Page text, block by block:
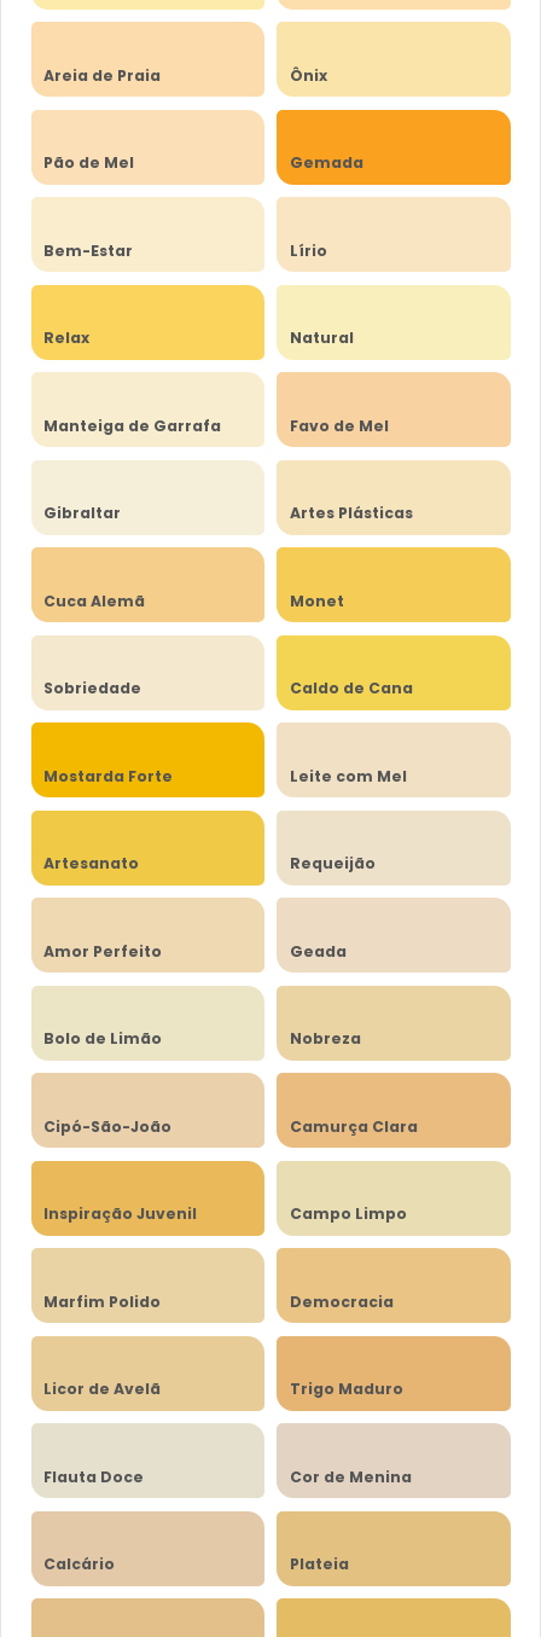
Areia de Praia Ônix
Pão de Mel Gemada
Bem-Estar Lírio
Relax Natural
Manteiga de Garrafa Favo de Mel
Gibraltar Artes Plásticas
Cuca Alemã Monet
Sobriedade Caldo de Cana
Mostarda Forte Leite com Mel
Artesanato Requeijão
Amor Perfeito Geada
Bolo de Limão Nobreza
Cipó-São-João Camurça Clara
Inspiração Juvenil Campo Limpo
Marfim Polido Democracia
Licor de Avelã Trigo Maduro
Flauta Doce Cor de Menina
Calcário Plateia